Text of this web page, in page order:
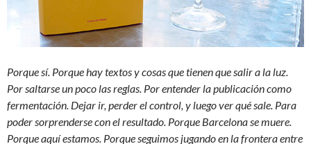
Porque sí. Porque hay textos y cosas que tienen que salir a la luz.
Por saltarse un poco las reglas. Por entender la publicación como
fermentación. Dejar ir, perder el control, y luego ver qué sale. Para
poder sorprenderse con el resultado. Porque Barcelona se muere.
Porque aquí estamos. Porque seguimos jugando en la frontera entre